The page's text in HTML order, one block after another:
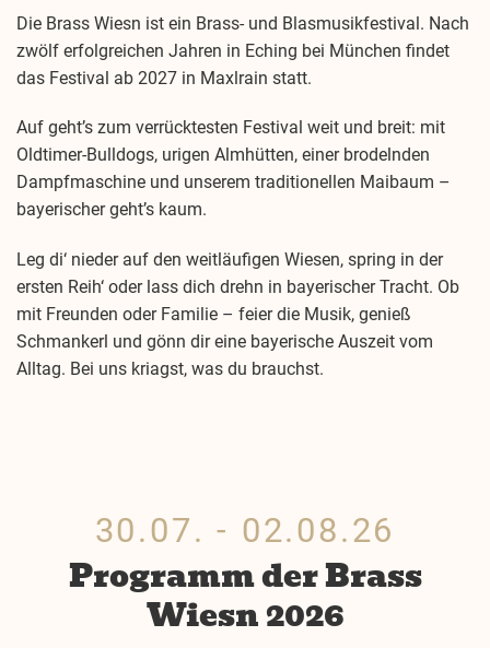
Die Brass Wiesn ist ein Brass- und Blasmusikfestival. Nach
zwölf erfolgreichen Jahren in Eching bei München findet
das Festival ab 2027 in Maxlrain statt.
Auf geht’s zum verrücktesten Festival weit und breit: mit
Oldtimer-Bulldogs, urigen Almhütten, einer brodelnden
Dampfmaschine und unserem traditionellen Maibaum –
bayerischer geht’s kaum.
Leg di‘ nieder auf den weitläufigen Wiesen, spring in der
ersten Reih‘ oder lass dich drehn in bayerischer Tracht. Ob
mit Freunden oder Familie – feier die Musik, genieß
Schmankerl und gönn dir eine bayerische Auszeit vom
Alltag. Bei uns kriagst, was du brauchst.
30.07. - 02.08.26
Programm der Brass
Wiesn 2026